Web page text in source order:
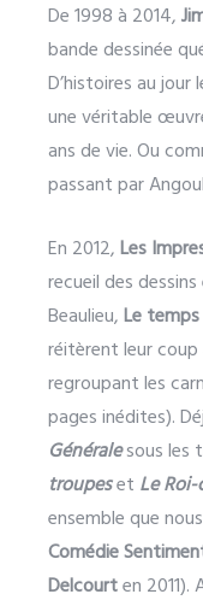
De 1998 à 2014,
bande dessinée
D’histoires au
une véritable
ans de vie. Ou
passant par
En 2012,Les
recueil des
Beaulieu,Le
réitèrent leur coup
regroupant les
pages inédites).
Généralesous les
troupeset Le
ensemble que
Comédie
Delcourten